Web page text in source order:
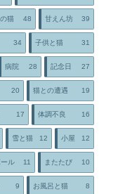
猫 48 甘えん坊 39
34 子供と猫 31
病院 28 記念日 27
20 猫との遭遇 19
17 体調不良 16
雪と猫 12 小屋 12
ル 11 またたび 10
9 お風呂と猫 8